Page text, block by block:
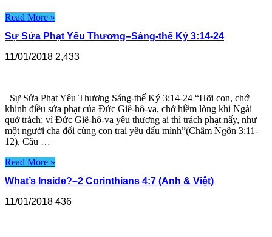
Read More »
Sự Sửa Phạt Yêu Thương–Sáng-thế Ký 3:14-24
11/01/2018 2,433
Sự Sửa Phạt Yêu Thương Sáng-thế Ký 3:14-24 “Hỡi con, chớ
khinh điều sửa phạt của Đức Giê-hô-va, chớ hiềm lòng khi Ngài
quở trách; vì Đức Giê-hô-va yêu thương ai thì trách phạt nấy, như
một người cha đối cùng con trai yêu dấu mình”(Châm Ngôn 3:11-
12). Câu …
Read More »
What’s Inside?–2 Corinthians 4:7 (Anh & Việt)
11/01/2018 436